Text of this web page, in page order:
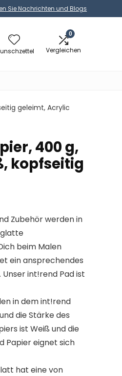
Sie Nachrichten und Blogs
0
Vergleichen
geleimt, Acrylic
400 g,
kopfseitig
Zubehör werden in
beim Malen
ein ansprechendes
int!rend Pad ist
in dem int!rend
die Stärke des
ist Weiß und die
Papier eignet sich
hat eine von